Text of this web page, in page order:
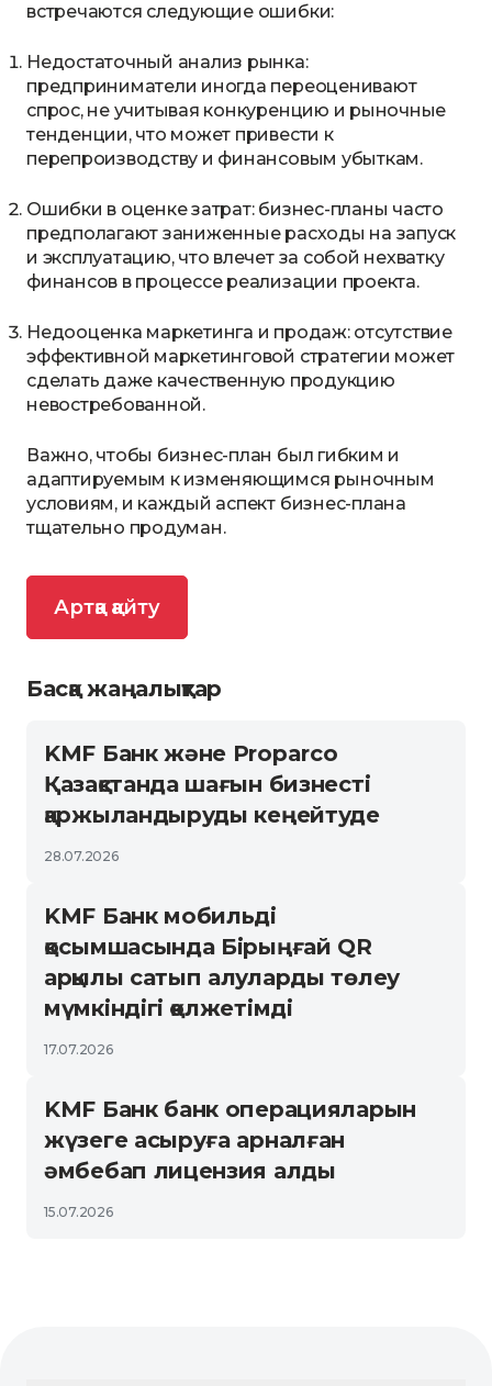
встречаются следующие ошибки:
Недостаточный анализ рынка:
предприниматели иногда переоценивают
спрос, не учитывая конкуренцию и рыночные
тенденции, что может привести к
перепроизводству и финансовым убыткам.
Ошибки в оценке затрат: бизнес-планы часто
предполагают заниженные расходы на запуск
и эксплуатацию, что влечет за собой нехватку
финансов в процессе реализации проекта.
Недооценка маркетинга и продаж: отсутствие
эффективной маркетинговой стратегии может
сделать даже качественную продукцию
невостребованной.
Важно, чтобы бизнес-план был гибким и
адаптируемым к изменяющимся рыночным
условиям, и каждый аспект бизнес-плана
тщательно продуман.
Артқа қайту
Басқа жаңалықтар
KMF Банк және Proparco
Қазақстанда шағын бизнесті
қаржыландыруды кеңейтуде
28.07.2026
KMF Банк мобильді
қосымшасында Бірыңғай QR
арқылы сатып алуларды төлеу
мүмкіндігі қолжетімді
17.07.2026
KMF Банк банк операцияларын
жүзеге асыруға арналған
әмбебап лицензия алды
15.07.2026